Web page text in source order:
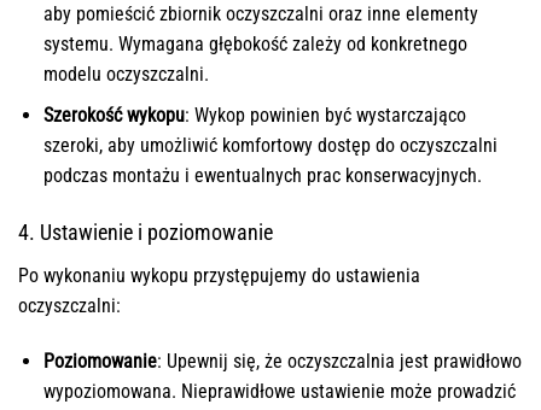
aby pomieścić zbiornik oczyszczalni oraz inne elementy
systemu. Wymagana głębokość zależy od konkretnego
modelu oczyszczalni.
Szerokość wykopu: Wykop powinien być wystarczająco
szeroki, aby umożliwić komfortowy dostęp do oczyszczalni
podczas montażu i ewentualnych prac konserwacyjnych.
4. Ustawienie i poziomowanie
Po wykonaniu wykopu przystępujemy do ustawienia
oczyszczalni:
Poziomowanie: Upewnij się, że oczyszczalnia jest prawidłowo
wypoziomowana. Nieprawidłowe ustawienie może prowadzić